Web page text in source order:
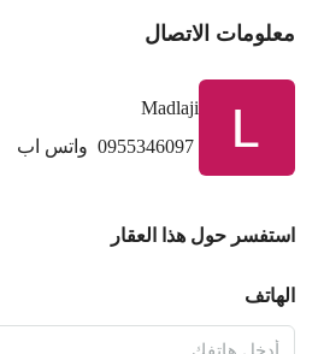
معلومات الاتصال
Madlaji
0955346097 واتس اب
استفسر حول هذا العقار
الهاتف